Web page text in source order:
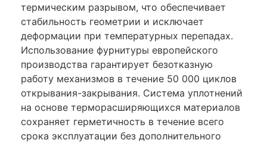
термическим разрывом, что обеспечивает
стабильность геометрии и исключает
деформации при температурных перепадах.
Использование фурнитуры европейского
производства гарантирует безотказную
работу механизмов в течение 50 000 циклов
открывания-закрывания. Система уплотнений
на основе терморасширяющихся материалов
сохраняет герметичность в течение всего
срока эксплуатации без дополнительного